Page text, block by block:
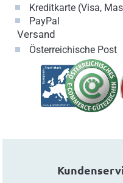
Kreditkarte (Visa,
PayPal
Versand
Österreichische Post